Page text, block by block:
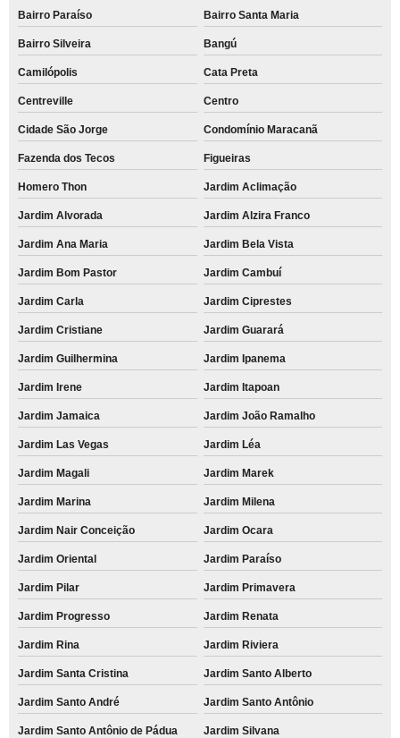
Bairro Paraíso Bairro Santa Maria
Bairro Silveira Bangú
Camilópolis Cata Preta
Centreville Centro
Cidade São Jorge Condomínio Maracanã
Fazenda dos Tecos Figueiras
Homero Thon Jardim Aclimação
Jardim Alvorada Jardim Alzira Franco
Jardim Ana Maria Jardim Bela Vista
Jardim Bom Pastor Jardim Cambuí
Jardim Carla Jardim Ciprestes
Jardim Cristiane Jardim Guarará
Jardim Guilhermina Jardim Ipanema
Jardim Irene Jardim Itapoan
Jardim Jamaica Jardim João Ramalho
Jardim Las Vegas Jardim Léa
Jardim Magali Jardim Marek
Jardim Marina Jardim Milena
Jardim Nair Conceição Jardim Ocara
Jardim Oriental Jardim Paraíso
Jardim Pilar Jardim Primavera
Jardim Progresso Jardim Renata
Jardim Rina Jardim Riviera
Jardim Santa Cristina Jardim Santo Alberto
Jardim Santo André Jardim Santo Antônio
Jardim Santo Antônio de Pádua Jardim Silvana